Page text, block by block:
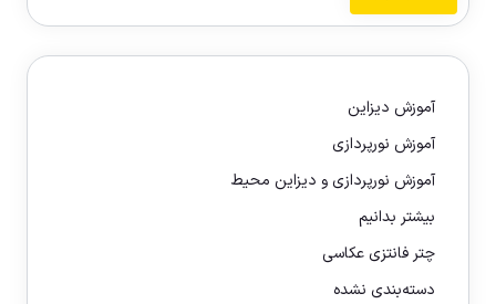
آموزش دیزاین
آموزش نورپردازی
آموزش نورپردازی و دیزاین محیط
بیشتر بدانیم
چتر فانتزی عکاسی
دسته‌بندی نشده